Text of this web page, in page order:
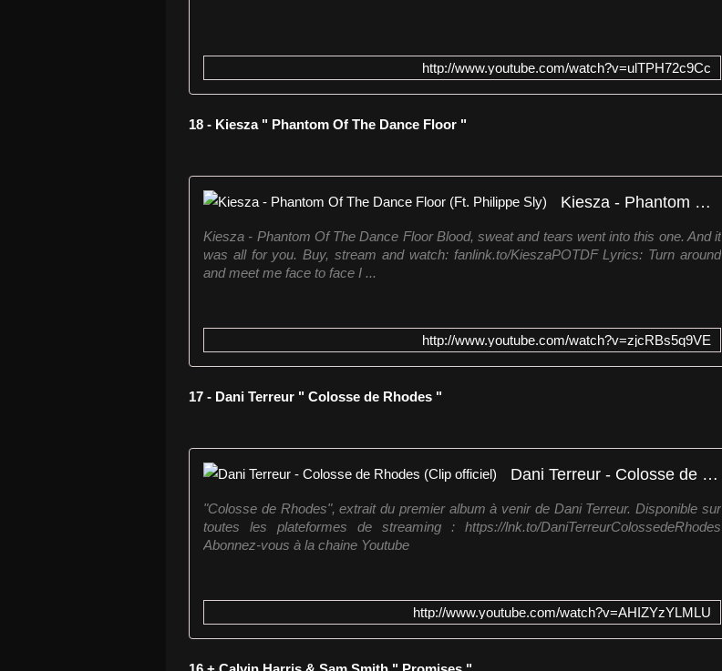
http://www.youtube.com/watch?v=ulTPH72c9Cc
18 - Kiesza " Phantom Of The Dance Floor "
Kiesza - Phantom Of The Dance Floor (Ft. Philippe Sly)
Kiesza - Phantom Of The Dance Floor Blood, sweat and tears went into this one. And it
was all for you. Buy, stream and watch: fanlink.to/KieszaPOTDF Lyrics: Turn around
and meet me face to face I ...
http://www.youtube.com/watch?v=zjcRBs5q9VE
17 - Dani Terreur " Colosse de Rhodes "
Dani Terreur - Colosse de Rhodes (Clip officiel)
"Colosse de Rhodes", extrait du premier album à venir de Dani Terreur. Disponible sur
toutes les plateformes de streaming : https://lnk.to/DaniTerreurColossedeRhodes
Abonnez-vous à la chaine Youtube
http://www.youtube.com/watch?v=AHIZYzYLMLU